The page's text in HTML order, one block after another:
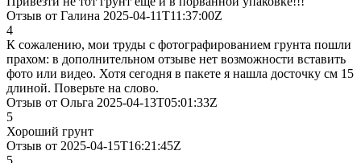
Отзыв от Галина 2025-04-11T11:37:00Z
4
К сожалению, мои труды с фотографированием грунта пошли
прахом: в дополнительном отзыве нет возможности вставить
фото или видео. Хотя сегодня в пакете я нашла досточку см 15
длиной. Поверьте на слово.
Отзыв от Ольга 2025-04-13T05:01:33Z
5
Хороший грунт
Отзыв от 2025-04-15T16:21:45Z
5